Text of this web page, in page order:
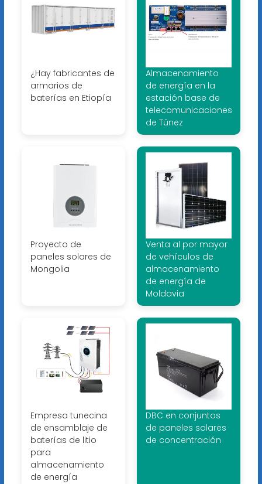
¿Hay fabricantes de
armarios de
baterías en Etiopía
Almacenamiento
de energía en la
estación base de
telecomunicaciones
de Túnez
Proyecto de
paneles solares de
Mongolia
Venta al por mayor
de vehículos de
almacenamiento
de energía de
Moldavia
Empresa tunecina
de ensamblaje de
baterías de litio
para
almacenamiento
de energía
DBC en conjuntos
de paneles solares
de concentración